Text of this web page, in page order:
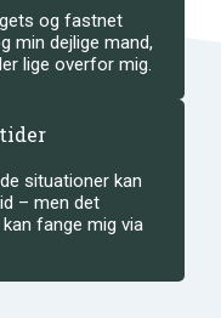
og fastnet
min dejlige mand,
lige overfor mig.
situationer kan
– men det
fange mig via